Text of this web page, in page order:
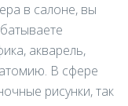
в салоне, вы
акварель,
В сфере
рисунки, так